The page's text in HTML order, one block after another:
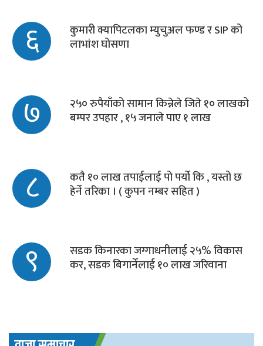
६ कुमारी क्यापिटलका म्युचुअल फण्ड र SIP को
लाभांश घोसणा
७ २५० रुपैयाँको सामान किन्नेले जिते १० लाखको
बम्पर उपहार , १५ जनाले पाए १ लाख
८ कतै १० लाख तपाईलाई पो पर्यो कि , यस्तो छ
हेर्ने तरिका । ( कुपन नम्बर सहित )
९ सडक किनारका जग्गाधनीलाई २५% विकास
कर, सडक बिगार्नेलाई १० लाख जरिवाना